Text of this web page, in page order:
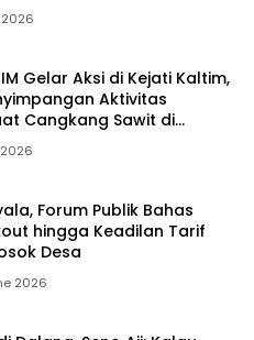
2026
Gelar Aksi di Kejati Kaltim,
Aktivitas
Cangkang Sawit di
Forum Publik Bahas
hingga Keadilan Tarif
Desa
2026